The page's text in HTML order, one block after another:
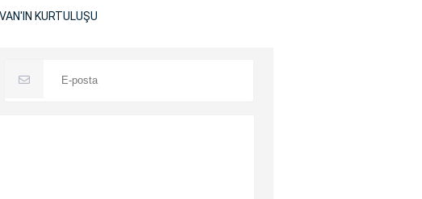
KURTULUŞU